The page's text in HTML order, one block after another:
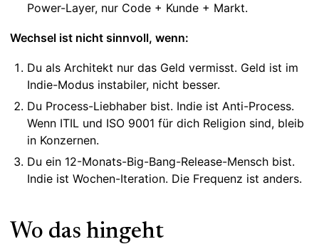
Power-Layer, nur Code + Kunde + Markt.
Wechsel ist nicht sinnvoll, wenn:
Du als Architekt nur das Geld vermisst. Geld ist im
Indie-Modus instabiler, nicht besser.
Du Process-Liebhaber bist. Indie ist Anti-Process.
Wenn ITIL und ISO 9001 für dich Religion sind, bleib
in Konzernen.
Du ein 12-Monats-Big-Bang-Release-Mensch bist.
Indie ist Wochen-Iteration. Die Frequenz ist anders.
Wo das hingeht